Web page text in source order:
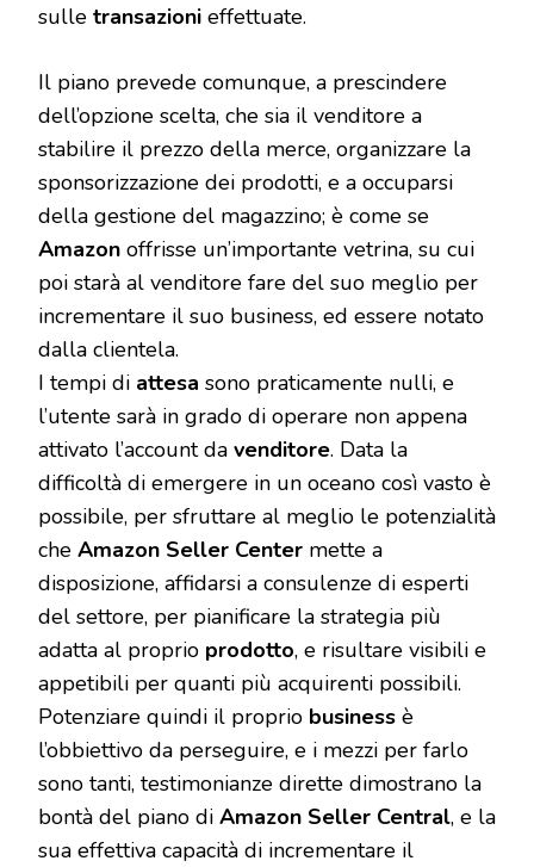
sulle transazioni effettuate.
Il piano prevede comunque, a prescindere
dell’opzione scelta, che sia il venditore a
stabilire il prezzo della merce, organizzare la
sponsorizzazione dei prodotti, e a occuparsi
della gestione del magazzino; è come se
Amazon offrisse un’importante vetrina, su cui
poi starà al venditore fare del suo meglio per
incrementare il suo business, ed essere notato
dalla clientela.
I tempi di attesa sono praticamente nulli, e
l’utente sarà in grado di operare non appena
attivato l’account da venditore. Data la
difficoltà di emergere in un oceano così vasto è
possibile, per sfruttare al meglio le potenzialità
che Amazon Seller Center mette a
disposizione, affidarsi a consulenze di esperti
del settore, per pianificare la strategia più
adatta al proprio prodotto, e risultare visibili e
appetibili per quanti più acquirenti possibili.
Potenziare quindi il proprio business è
l’obbiettivo da perseguire, e i mezzi per farlo
sono tanti, testimonianze dirette dimostrano la
bontà del piano di Amazon Seller Central, e la
sua effettiva capacità di incrementare il